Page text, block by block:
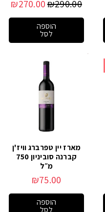
₪290.00
₪270.00
הוספה
לסל
מארז יין טפרברג וויז'ן
קברנה סוביניון 750
מ״ל
₪75.00
הוספה
לסל